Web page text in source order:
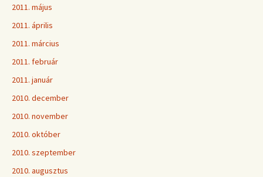
2011. május
2011. április
2011. március
2011. február
2011. január
2010. december
2010. november
2010. október
2010. szeptember
2010. augusztus